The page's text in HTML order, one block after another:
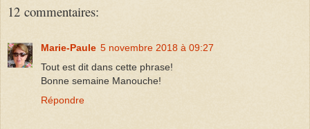
12 commentaires:
Marie-Paule 5 novembre 2018 à 09:27
Tout est dit dans cette phrase!
Bonne semaine Manouche!
Répondre